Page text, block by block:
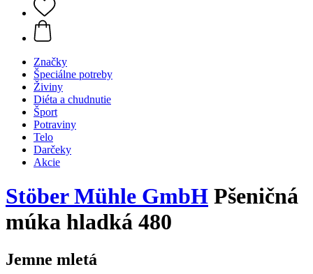
Značky
Špeciálne potreby
Živiny
Diéta a chudnutie
Šport
Potraviny
Telo
Darčeky
Akcie
Stöber Mühle GmbH Pšeničná
múka hladká 480
Jemne mletá